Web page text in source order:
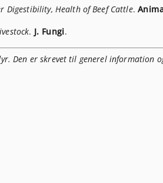
Digestibility, Health of Beef Cattle.
. J. Fungi.
Den er skrevet til generel information